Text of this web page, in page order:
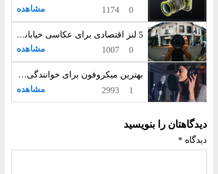
0
1174 مشاهده
5 لنز اقتصادی برای عکاسی خیابانی؛ راهنمایی برای عکاسان ایرانی
0
1007 مشاهده
بهترین میکروفون برای خوانندگی: با صدایی نقره‌ای اجرا کنید!
1
2993 مشاهده
دیدگاهتان را بنویسید
دیدگاه *